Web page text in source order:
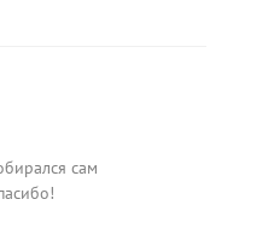
сам